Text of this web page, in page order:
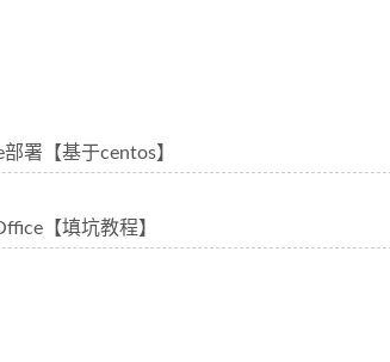
署【基于centos】
【填坑教程】